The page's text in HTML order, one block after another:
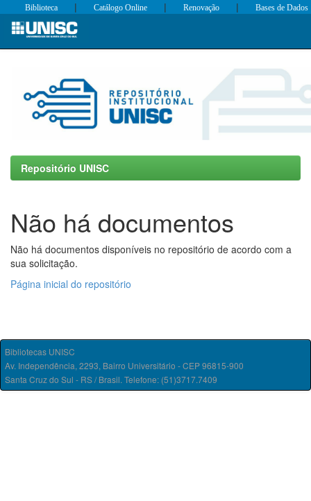
Skip
Biblioteca | Catálogo Online | Renovação | Bases de Dados
Repositório UNISC
Não há documentos
Não há documentos disponíveis no repositório de acordo com a
sua solicitação.
Página inicial do repositório
Bibliotecas UNISC
Av. Independência, 2293, Bairro Universitário - CEP 96815-900
Santa Cruz do Sul - RS / Brasil. Telefone: (51)3717.7409